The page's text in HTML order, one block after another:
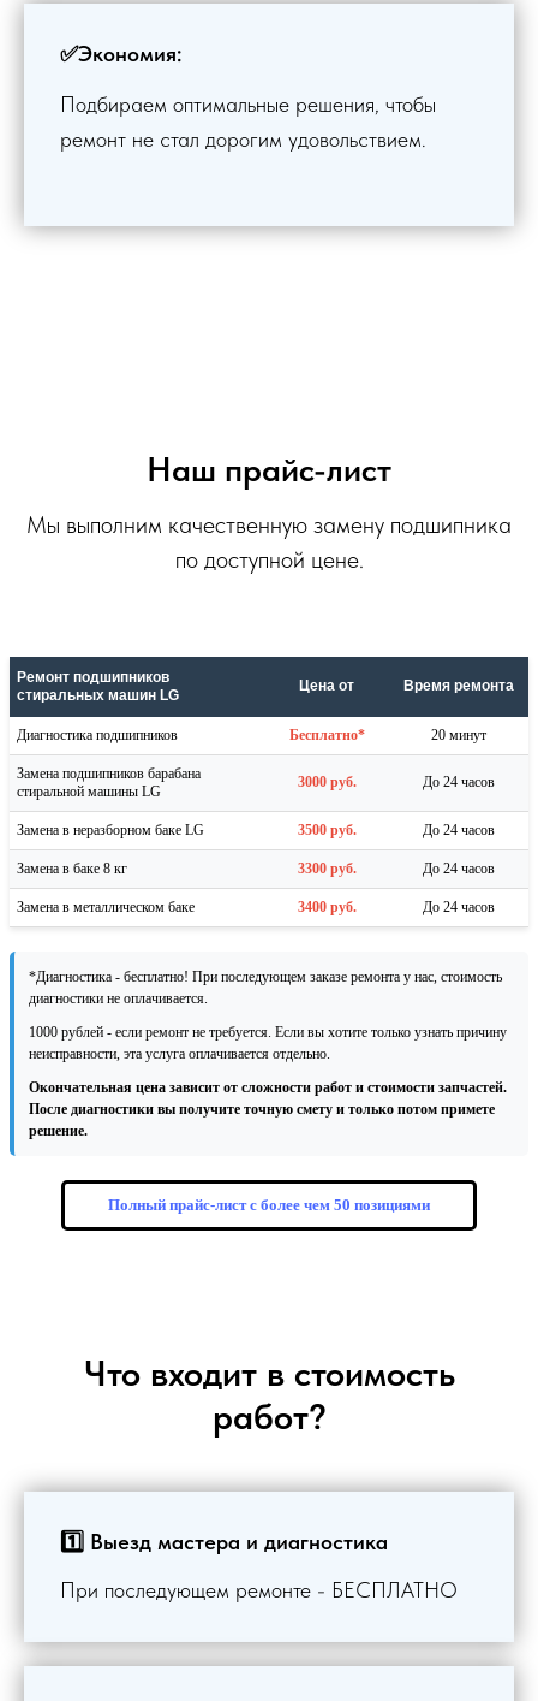
✅Экономия:
Подбираем оптимальные решения, чтобы
ремонт не стал дорогим удовольствием.
Наш прайс-лист
Мы выполним качественную замену подшипника
по доступной цене.
Ремонт подшипников
стиральных машин LG
Цена от Время ремонта
Диагностика подшипников Бесплатно* 20 минут
Замена подшипников барабана
стиральной машины LG
3000 руб. До 24 часов
Замена в неразборном баке LG 3500 руб. До 24 часов
Замена в баке 8 кг 3300 руб. До 24 часов
Замена в металлическом баке 3400 руб. До 24 часов
*Диагностика - бесплатно! При последующем заказе ремонта у нас, стоимость
диагностики не оплачивается.
1000 рублей - если ремонт не требуется. Если вы хотите только узнать причину
неисправности, эта услуга оплачивается отдельно.
Окончательная цена зависит от сложности работ и стоимости запчастей.
После диагностики вы получите точную смету и только потом примете
решение.
Полный прайс-лист с более чем 50 позициями
Что входит в стоимость
работ?
1️⃣ Выезд мастера и диагностика
При последующем ремонте - БЕСПЛАТНО